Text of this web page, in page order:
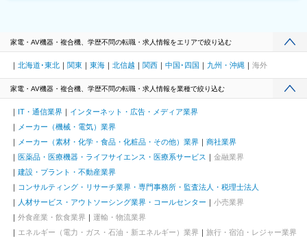
家電・AV機器・複合機、学歴不問の転職・求人情報をエリアで絞り込む
北海道･東北 関東 東海 北信越 関西 中国･四国 九州・沖縄 海外
家電・AV機器・複合機、学歴不問の転職・求人情報を業種で絞り込む
IT・通信業界
インターネット・広告・メディア業界
メーカー（機械・電気）業界
メーカー（素材・化学・食品・化粧品・その他）業界
商社業界
医薬品・医療機器・ライフサイエンス・医療系サービス
金融業界
建設・プラント・不動産業界
コンサルティング・リサーチ業界・専門事務所・監査法人・税理士法人
人材サービス・アウトソーシング業界・コールセンター
小売業界
外食産業・飲食業界
運輸・物流業界
エネルギー（電力・ガス・石油・新エネルギー）業界
旅行・宿泊・レジャー業界